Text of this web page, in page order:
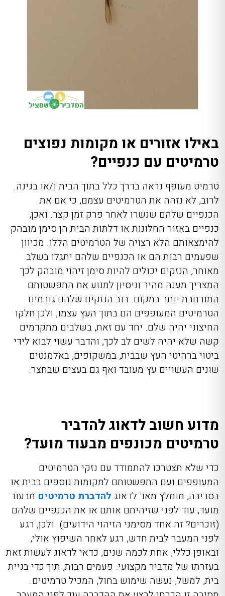
באילו אזורים או מקומות נפוצים
טרמיטים עם כנפיים?
טרמיט מעופף נראה בדרך כלל בתוך הבית ו/או בגינה.
לרוב, לא נזהה את הטרמיטים עצמם, כי אם את
הכנפיים שלהם שנשרו לאחר פרק זמן קצר. ואכן,
כנפיים באזור החלונות או דלתות הבית הן סימן מובהק
להימצאותם הלא רצויה של הטרמיטים הללו. מכיוון
שפעמים רבות הם או הכנפיים שלהם יתגלו בשלב
מאוחר, הנזקים יכולים להיות סימן זיהוי מובהק לכך
המצריך מענה מהיר וניסיון למנוע את התפשטותם
המורחבת יותר במקום. רוב הנזקים שלהם גורמים
הטרמיטים המעופפים הם בתוך העץ עצמו, ולכן חלקו
החיצוני יהיה שלם. יחד עם זאת, בשלבים מתקדמים
קשה שלא יהיה לשים לב לכך, והדבר עשוי לבוא לידי
ביטוי ברהיטי העץ שבבית, במשקופים, באלמנטים
שונים העשויים עץ מעובד ואף גם בעצים שבחצר.
מדוע חשוב לדאוג להדביר
טרמיטים מכונפים מבעוד מועד?
כדי שלא תצטרכו להתמודד עם נזקי הטרמיטים
המעופפים ועם התפשטותם למקומות נוספים בבית או
בסביבה, מומלץ מאד לדאוג להדברת טרמיטים מבעוד
מועד, עוד לפני שזיהיתם אותם או את הכנפיים שלהם
(זוכרים? זה אחד מסימני הזיהוי הידועים). ולכן, רגע
לפני המעבר לבית חדש, רגע לאחר השיפוץ אולי,
ובאופן כללי, אחת לכמה שנים, כדאי לדאוג לעשות זאת
בעזרתו של מדביר מקצועי. פעמים רבות, תוך כדי בניית
בית, למשל, נעשה שימוש בחול, המכיל טרמיטים.